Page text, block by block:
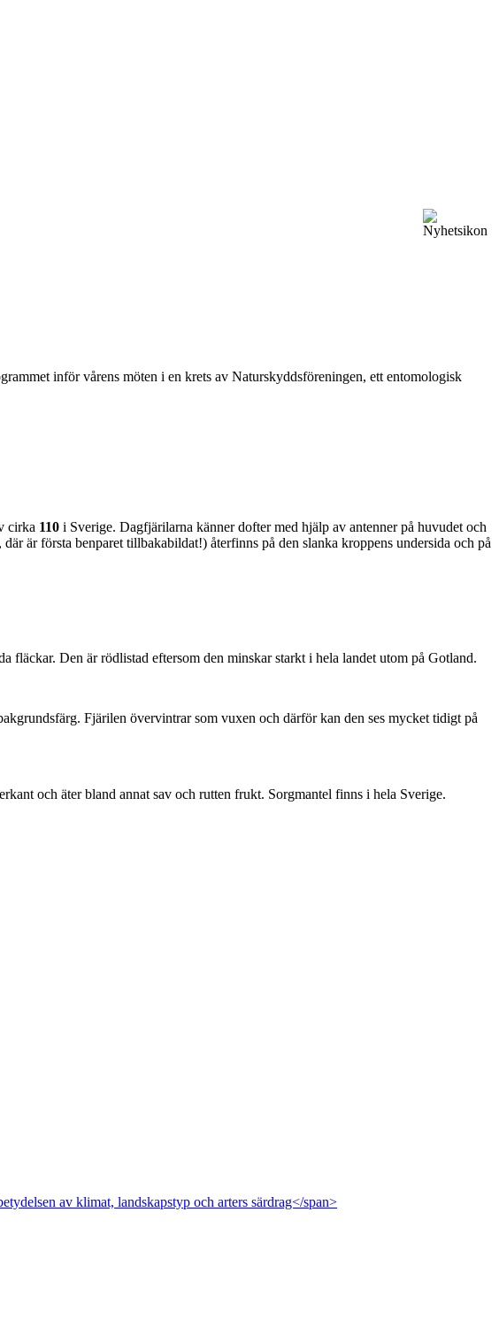
inför vårens möten i en krets av Naturskyddsföreningen, ett entomologisk
cirka 110 i Sverige. Dagfjärilarna känner dofter med hjälp av antenner på huvudet och
är första benparet tillbakabildat!) återfinns på den slanka kroppens undersida och på
Den är rödlistad eftersom den minskar starkt i hela landet utom på Gotland.
Fjärilen övervintrar som vuxen och därför kan den ses mycket tidigt på
och äter bland annat sav och rutten frukt. Sorgmantel finns i hela Sverige.
av klimat, landskapstyp och arters särdrag</span>